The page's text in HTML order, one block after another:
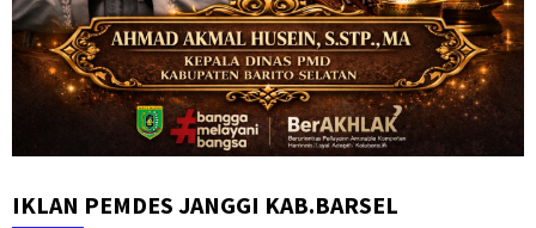
IKLAN PEMDES JANGGI KAB.BARSEL